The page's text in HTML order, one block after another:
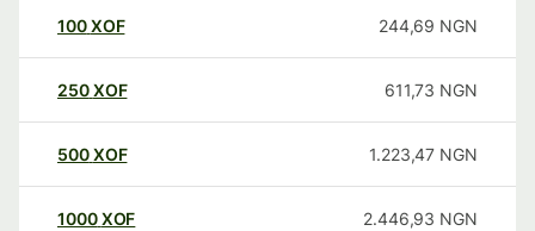
100XOF 244,69 NGN
250XOF 611,73 NGN
500XOF 1.223,47 NGN
1000XOF 2.446,93 NGN